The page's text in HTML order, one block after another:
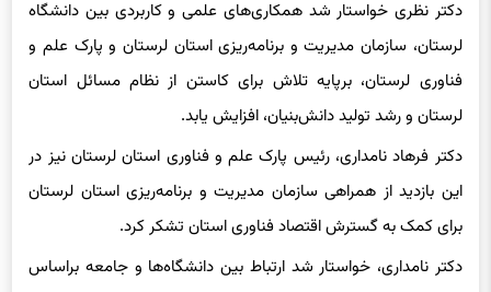
لرستان، سازمان مدیریت و برنامه‌ریزی استان لرستان و پارک علم و
فناوری لرستان، برپایه تلاش برای کاستن از نظام مسائل استان
لرستان و رشد تولید دانش‌بنیان، افزایش یابد.
دکتر فرهاد نامداری، رئیس پارک علم و فناوری استان لرستان نیز در
این بازدید از همراهی سازمان مدیریت و برنامه‌ریزی استان لرستان
برای کمک به گسترش اقتصاد فناوری استان تشکر کرد.
دکتر نامداری، خواستار شد ارتباط بین دانشگاه‌ها و جامعه براساس
تولید محصول و ثروت‌آفرینی در جامعه باشد.